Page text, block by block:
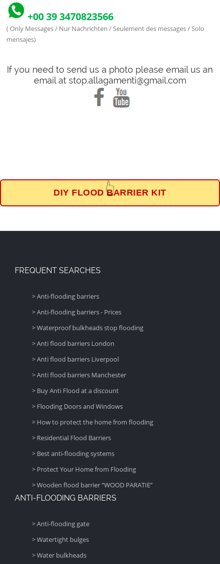
+00 39 3470823566
( Only Messages / Nur Nachrichten / Seulement des messages / Solo
mensajes)
If you need to send us a photo please email us an
email at stop.allagamenti@gmail.com
DIY FLOOD BARRIER KIT
👆
FREQUENT SEARCHES
> Anti-flooding barriers
> Anti-flooding barriers - Prices
> Waterproof bulkheads stop flooding
> Anti flood barriers London
> Anti flood barriers Liverpool
> Anti flood barriers Manchester
> Buy Anti Flood at a discount
> Flooding Doors and Windows
> How to protect the home from flooding
> Residential Flood Barriers
> Best anti-flooding systems
> Protect Your Home from Flooding
> Wooden flood barrier “WOOD PARATIE”
ANTI-FLOODING BARRIERS
> Anti-flooding gate
> Watertight bulges
> Water bulkheads